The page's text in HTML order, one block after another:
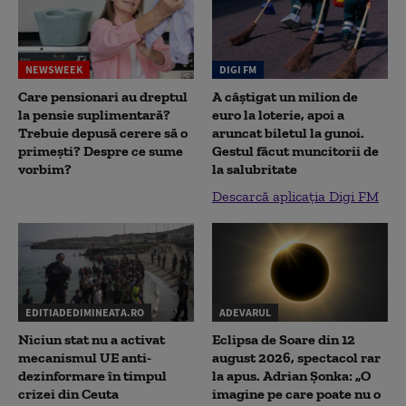
NEWSWEEK
Care pensionari au dreptul
la pensie suplimentară?
Trebuie depusă cerere să o
primești? Despre ce sume
vorbim?
DIGI FM
A câștigat un milion de
euro la loterie, apoi a
aruncat biletul la gunoi.
Gestul făcut muncitorii de
la salubritate
Descarcă aplicația Digi FM
EDITIADEDIMINEATA.RO
Niciun stat nu a activat
mecanismul UE anti-
dezinformare în timpul
crizei din Ceuta
ADEVARUL
Eclipsa de Soare din 12
august 2026, spectacol rar
la apus. Adrian Șonka: „O
imagine pe care poate nu o